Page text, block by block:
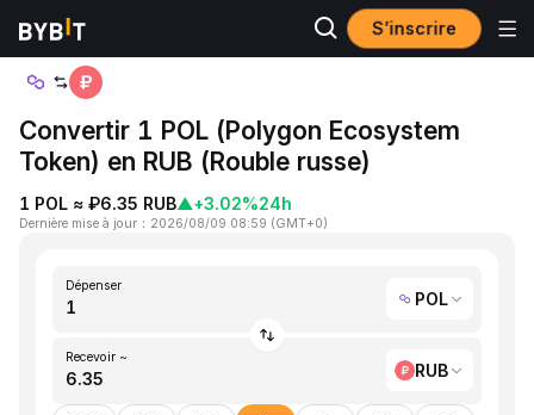
S’inscrire
Accueil
Convertir 1 POL (Polygon Ecosystem
Token) en RUB (Rouble russe)
1 POL ≈ ₽6.35 RUB▲+3.02%24h
Dernière mise à jour ： 2026/08/09 08:59 (GMT+0)
Dépenser
POL
Recevoir ~
RUB